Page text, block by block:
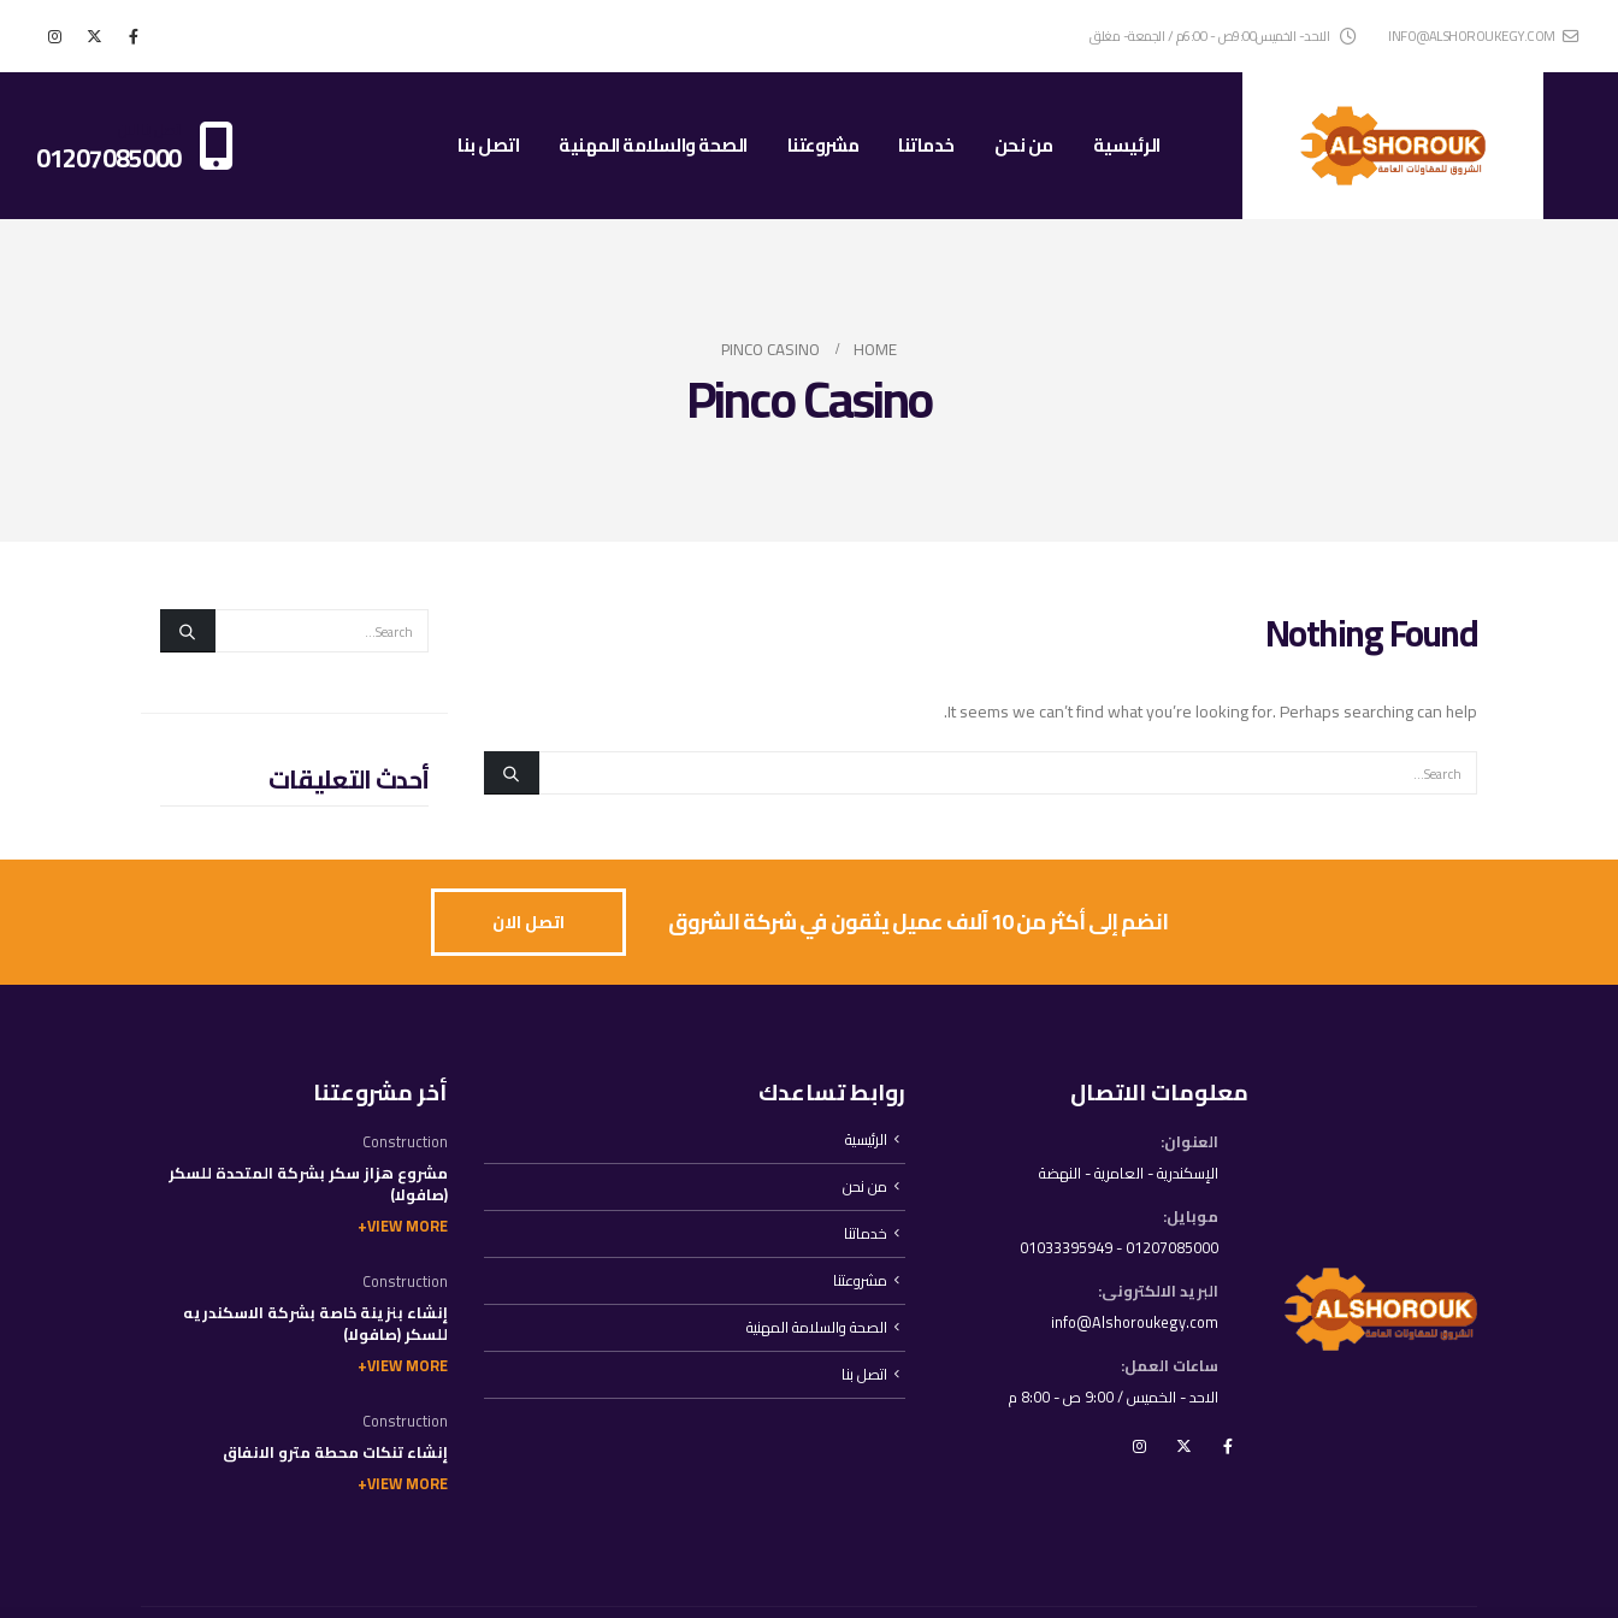
INFO@ALSHOROUKEGY.COM الاحد- الخميس9:00ص - 6:00م / الجمعة- مغلق
الرئيسية من نحن خدماتنا مشروعتنا الصحة والسلامة المهنية اتصل بنا 01207085000
HOME
PINCO CASINO
Pinco Casino
Nothing Found
It seems we can’t find what you’re looking for. Perhaps searching can help.
أحدث التعليقات
انضم إلى أكثر من 10 آلاف عميل يثقون في شركة الشروق اتصل الان
معلومات الاتصال
العنوان:
الإسكندرية - العامرية - النهضة
موبايل:
01207085000 - 01033395949
البريد الالكترونى:
info@Alshoroukegy.com
ساعات العمل:
الاحد - الخميس / 9:00 ص - 8:00 م
روابط تساعدك
الرئيسية
من نحن
خدماتنا
مشروعتنا
الصحة والسلامة المهنية
اتصل بنا
أخر مشروعتنا
Construction
مشروع هزاز سكر بشركة المتحدة للسكر
(صافولا)
VIEW MORE
Construction
إنشاء بنزينة خاصة بشركة الاسكندريه
للسكر (صافولا)
VIEW MORE
Construction
إنشاء تنكات محطة مترو الانفاق
VIEW MORE